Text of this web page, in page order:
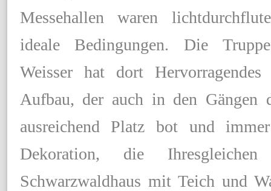
Messehallen waren
ideale Bedingungen. Die
Weisser hat dort
Aufbau, der auch in den Gängen
ausreichend Platz bot und
Dekoration, die
Schwarzwaldhaus mit Teich und